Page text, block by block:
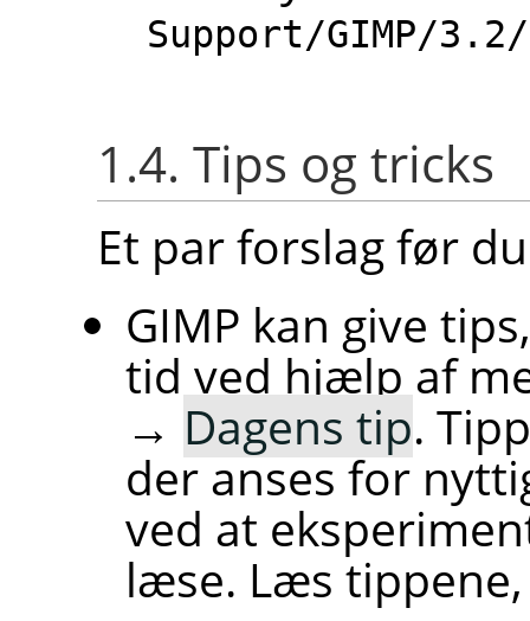
Support/GIMP/3.2/
1.4. Tips og tricks
Et par forslag før
GIMP kan give
tid ved hjælp af
→ Dagens tip.
der anses for
ved at
læse. Læs